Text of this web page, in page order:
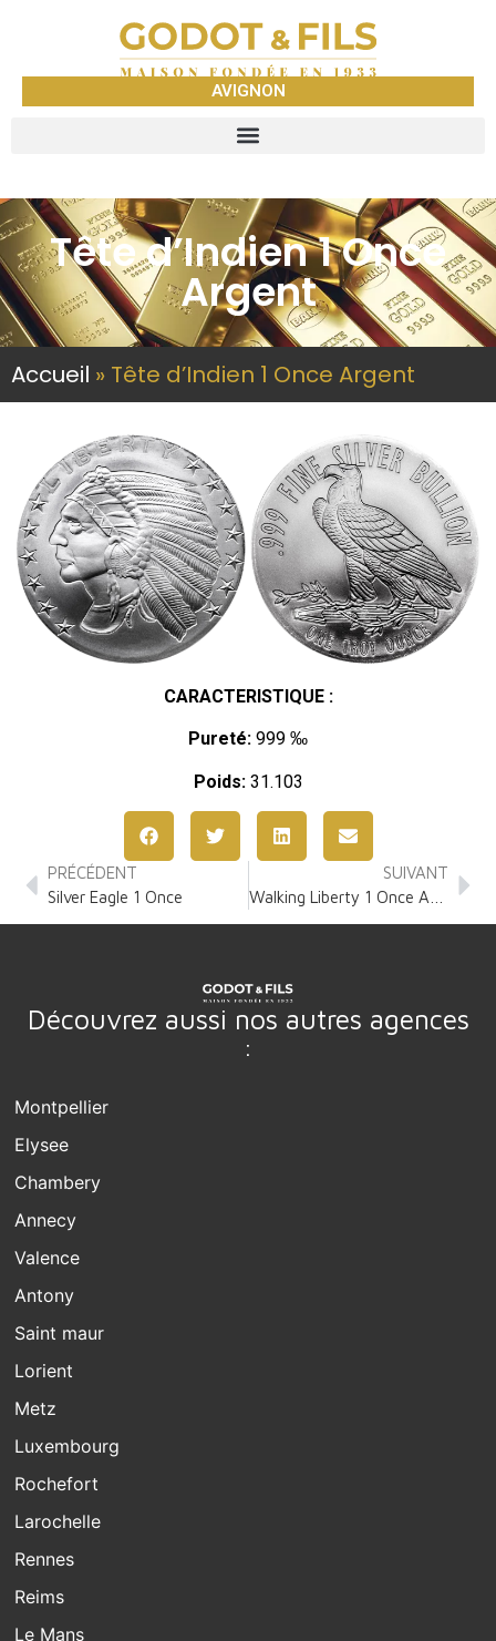
AVIGNON
Tête d’Indien 1 Once
Argent
Accueil » Tête d’Indien 1 Once Argent
CARACTERISTIQUE :
Pureté: 999 ‰
Poids:31.103
PRÉCÉDENT
Silver Eagle 1 Once
SUIVANT
Découvrez aussi nos autres agences
:
Montpellier
Elysee
Chambery
Annecy
Valence
Antony
Saint maur
Lorient
Metz
Luxembourg
Rochefort
Larochelle
Rennes
Reims
Le Mans